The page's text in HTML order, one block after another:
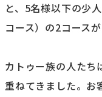
と、5名様以下の少
コース）の2コースが
カトゥー族の人たち
重ねてきました。お